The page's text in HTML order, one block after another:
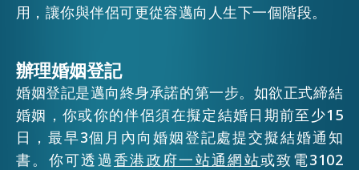
活動情報
最新消息
WECHAT
用，讓你與伴侶可更從容邁向人生下一個階段。
辦理婚姻登記
婚姻登記是邁向終身承諾的第一步。如欲正式締結
婚姻，你或你的伴侶須在擬定結婚日期前至少15
日，最早3個月內向婚姻登記處提交擬結婚通知
書。你可透過香港政府一站通網站或致電3102